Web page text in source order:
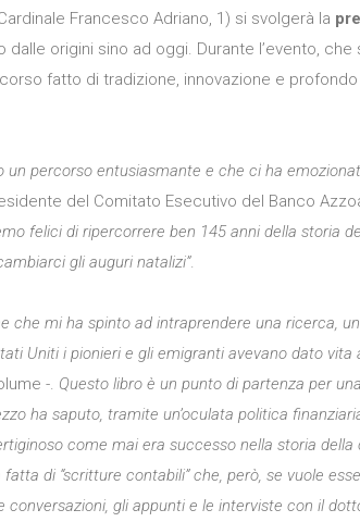
Francesco Adriano, 1) si svolgerà la
origini sino ad oggi. Durante l’evento, che
fatto di tradizione, innovazione e
percorso entusiasmante e che ci ha
del Comitato Esecutivo del Banco
felici di ripercorrere ben 145 anni della storia
gli auguri natalizi”.
che mi ha spinto ad intraprendere una ricerca,
Uniti i pionieri e gli emigranti avevano dato vita
-. Questo libro è un punto di partenza per
ha saputo, tramite un’oculata politica
come mai era successo nella storia della
di “scritture contabili” che, però, se vuole
gli appunti e le interviste con il